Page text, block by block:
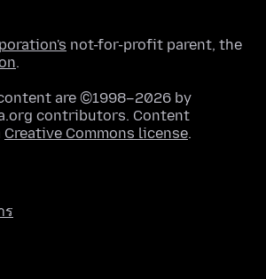
not-for-profit parent, the
.
are ©1998–2026 by
contributors. Content
Creative Commons license.
ร